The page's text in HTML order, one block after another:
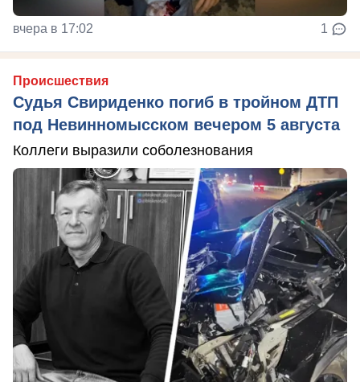
вчера в 17:02 1
Происшествия
Судья Свириденко погиб в тройном ДТП
под Невинномысском вечером 5 августа
Коллеги выразили соболезнования